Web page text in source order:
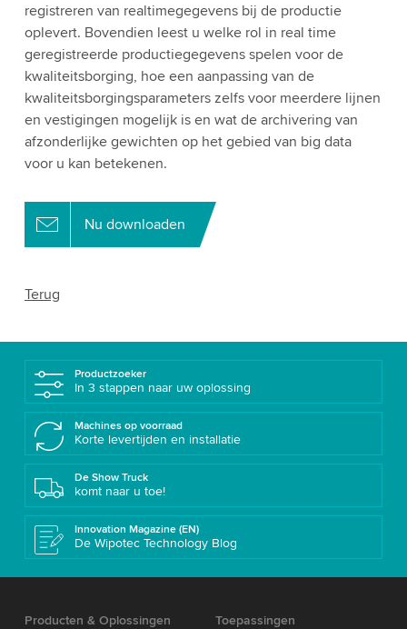
registreren van realtimegegevens bij de productie
oplevert. Bovendien leest u welke rol in real time
geregistreerde productiegegevens spelen voor de
kwaliteitsborging, hoe een aanpassing van de
kwaliteitsborgingsparameters zelfs voor meerdere lijnen
en vestigingen mogelijk is en wat de archivering van
afzonderlijke gewichten op het gebied van big data
voor u kan betekenen.
Nu downloaden
Terug
Productzoeker
In 3 stappen naar uw oplossing
Machines op voorraad
Korte levertijden en installatie
De Show Truck
komt naar u toe!
Innovation Magazine (EN)
De Wipotec Technology Blog
Producten & Oplossingen
Toepassingen